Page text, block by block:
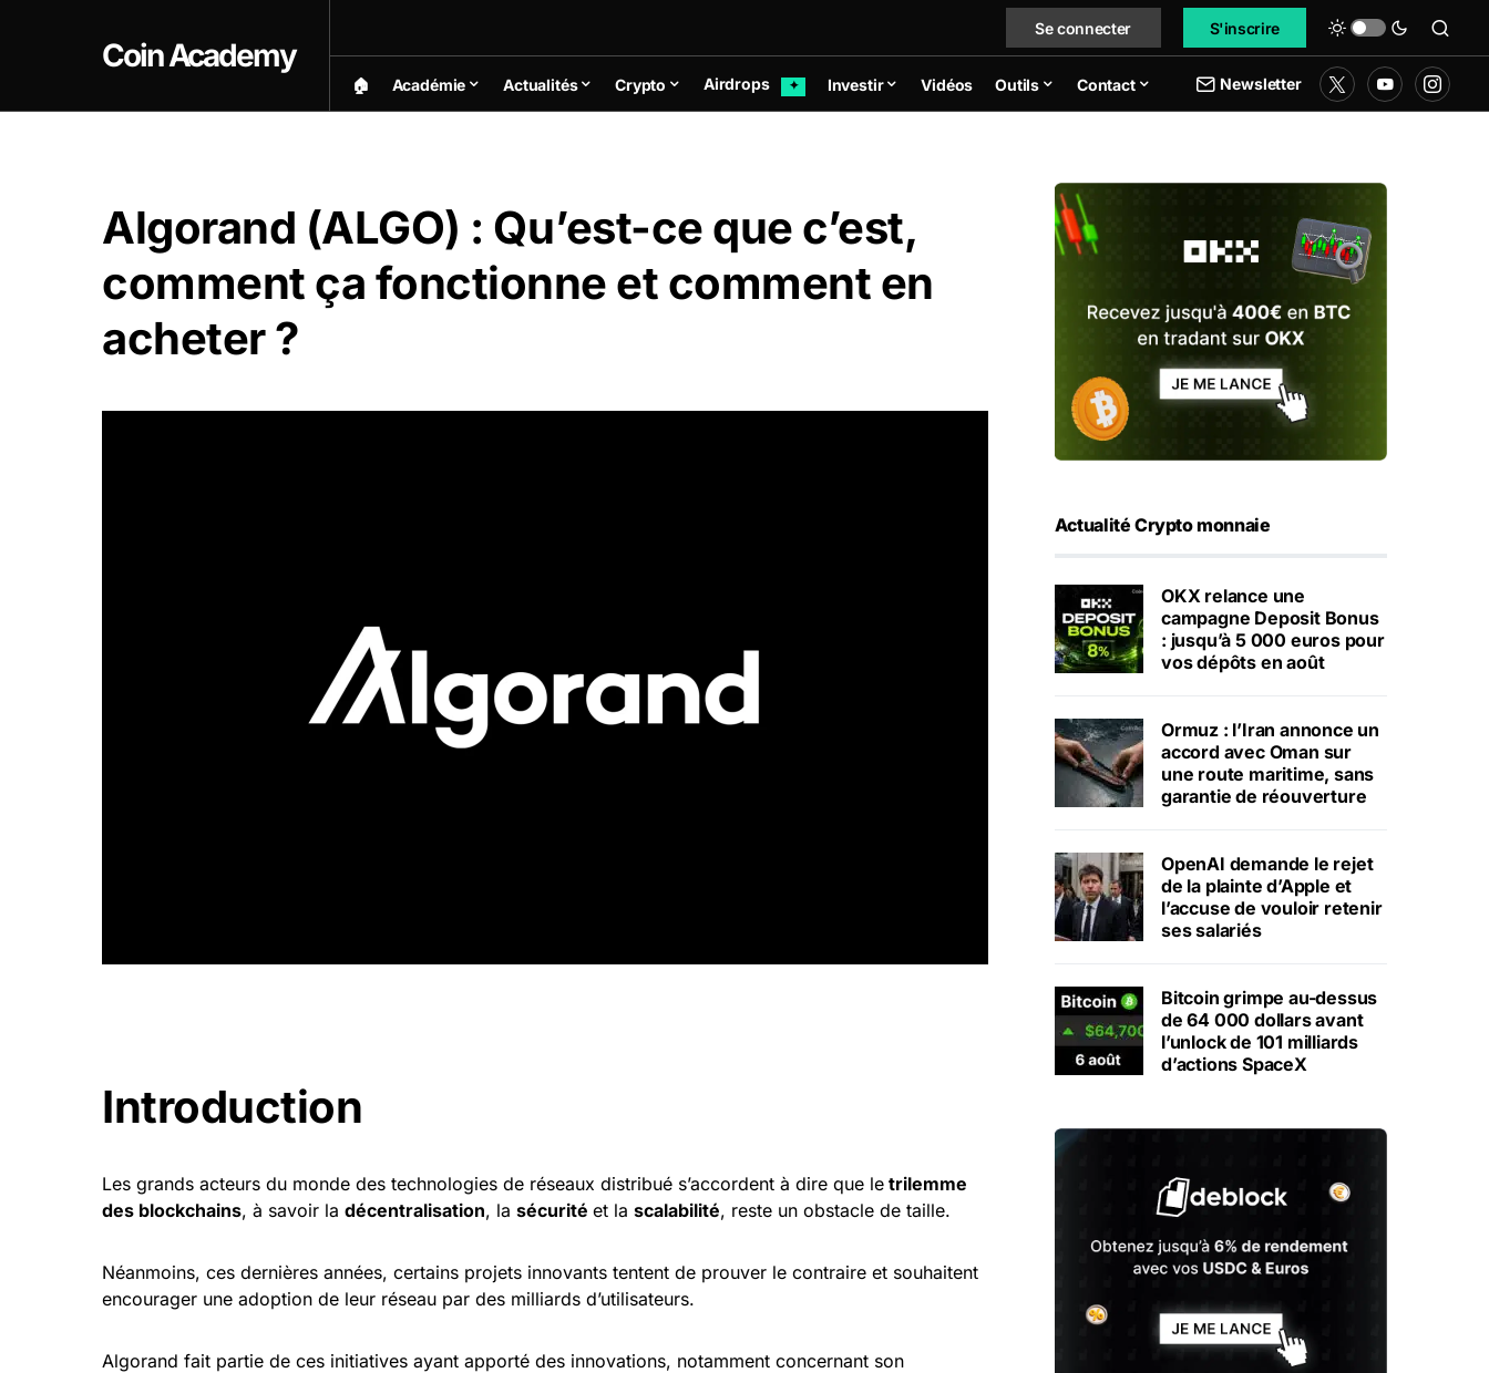
Coin Academy
Se connecter S'inscrire
🏠︎ Académie Actualités Crypto Airdrops ✦ Investir Vidéos Outils Contact Newsletter
Algorand (ALGO) : Qu’est-ce que c’est,
comment ça fonctionne et comment en
acheter ?
Introduction
Les grands acteurs du monde des technologies de réseaux distribué s’accordent à dire que le trilemme
des blockchains, à savoir la décentralisation, la sécurité et la scalabilité, reste un obstacle de taille.
Néanmoins, ces dernières années, certains projets innovants tentent de prouver le contraire et souhaitent
encourager une adoption de leur réseau par des milliards d’utilisateurs.
Algorand fait partie de ces initiatives ayant apporté des innovations, notamment concernant son
Actualité Crypto monnaie
OKX relance une
campagne Deposit Bonus
: jusqu’à 5 000 euros pour
vos dépôts en août
Ormuz : l’Iran annonce un
accord avec Oman sur
une route maritime, sans
garantie de réouverture
OpenAI demande le rejet
de la plainte d’Apple et
l’accuse de vouloir retenir
ses salariés
Bitcoin grimpe au-dessus
de 64 000 dollars avant
l’unlock de 101 milliards
d’actions SpaceX